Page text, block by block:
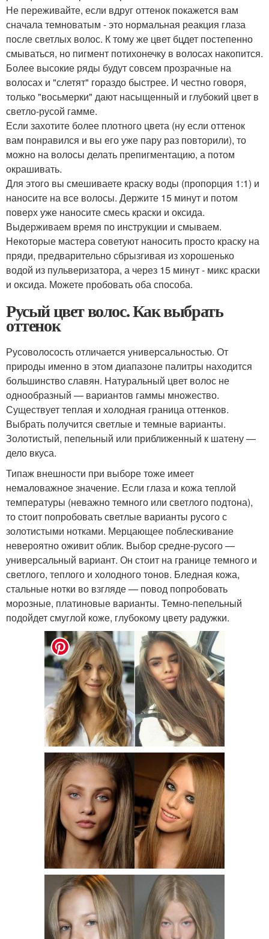
Не переживайте, если вдруг оттенок покажется вам
сначала темноватым - это нормальная реакция глаза
после светлых волос. К тому же цвет бцдет постепенно
смываться, но пигмент потихонечку в волосах накопится.
Более высокие ряды будут совсем прозрачные на
волосах и "слетят" гораздо быстрее. И честно говоря,
только "восьмерки" дают насыщенный и глубокий цвет в
светло-русой гамме.
Если захотите более плотного цвета (ну если оттенок
вам понравился и вы его уже пару раз повторили), то
можно на волосы делать препигментацию, а потом
окрашивать.
Для этого вы смешиваете краску воды (пропорция 1:1) и
наносите на все волосы. Держите 15 минут и потом
поверх уже наносите смесь краски и оксида.
Выдерживаем время по инструкции и смываем.
Некоторые мастера советуют наносить просто краску на
пряди, предварительно сбрызгивая из хорошенько
водой из пульверизатора, а через 15 минут - микс краски
и оксида. Можете пробовать оба способа.
Русый цвет волос. Как выбрать
оттенок
Русоволосость отличается универсальностью. От
природы именно в этом диапазоне палитры находится
большинство славян. Натуральный цвет волос не
однообразный — вариантов гаммы множество.
Существует теплая и холодная граница оттенков.
Выбрать получится светлые и темные варианты.
Золотистый, пепельный или приближенный к шатену —
дело вкуса.
Типаж внешности при выборе тоже имеет
немаловажное значение. Если глаза и кожа теплой
температуры (неважно темного или светлого подтона),
то стоит попробовать светлые варианты русого с
золотистыми нотками. Мерцающее поблескивание
невероятно оживит облик. Выбор средне-русого —
универсальный вариант. Он стоит на границе темного и
светлого, теплого и холодного тонов. Бледная кожа,
стальные нотки во взгляде — повод попробовать
морозные, платиновые варианты. Темно-пепельный
подойдет смуглой коже, глубокому цвету радужки.